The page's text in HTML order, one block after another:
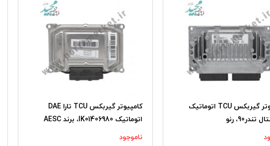
کامپیوتر گیربکس TCU اتوماتیک
تندر90، رنو
کامپیوتر گیربکس TCU تارا DAE
اتوماتیک IK01406980، برند AESC
ناموجود